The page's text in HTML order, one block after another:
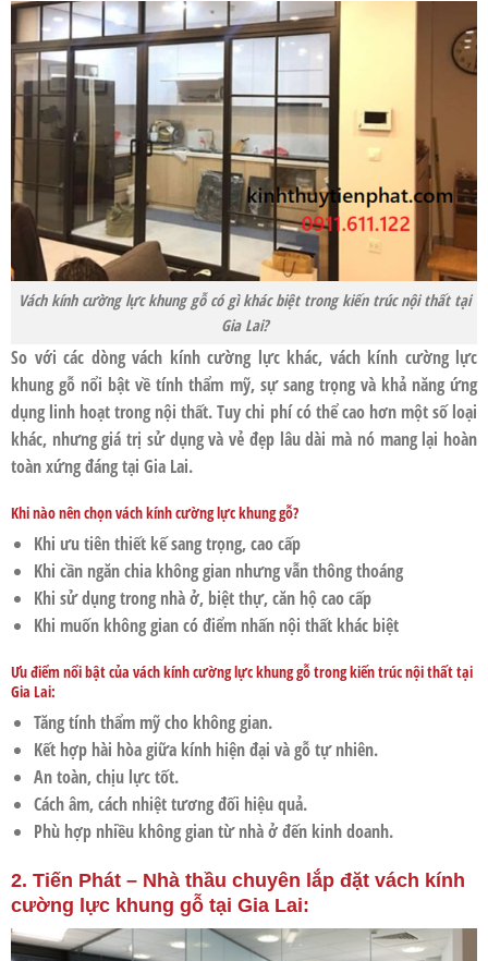
Vách kính cường lực khung gỗ có gì khác biệt trong kiến trúc nội thất tại
Gia Lai?
So với các dòng vách kính cường lực khác, vách kính cường lực
khung gỗ nổi bật về tính thẩm mỹ, sự sang trọng và khả năng ứng
dụng linh hoạt trong nội thất. Tuy chi phí có thể cao hơn một số loại
khác, nhưng giá trị sử dụng và vẻ đẹp lâu dài mà nó mang lại hoàn
toàn xứng đáng tại Gia Lai.
Khi nào nên chọn vách kính cường lực khung gỗ?
Khi ưu tiên thiết kế sang trọng, cao cấp
Khi cần ngăn chia không gian nhưng vẫn thông thoáng
Khi sử dụng trong nhà ở, biệt thự, căn hộ cao cấp
Khi muốn không gian có điểm nhấn nội thất khác biệt
Ưu điểm nổi bật của vách kính cường lực khung gỗ trong kiến trúc nội thất tại
Gia Lai:
Tăng tính thẩm mỹ cho không gian.
Kết hợp hài hòa giữa kính hiện đại và gỗ tự nhiên.
An toàn, chịu lực tốt.
Cách âm, cách nhiệt tương đối hiệu quả.
Phù hợp nhiều không gian từ nhà ở đến kinh doanh.
2. Tiến Phát – Nhà thầu chuyên lắp đặt vách kính
cường lực khung gỗ tại Gia Lai: